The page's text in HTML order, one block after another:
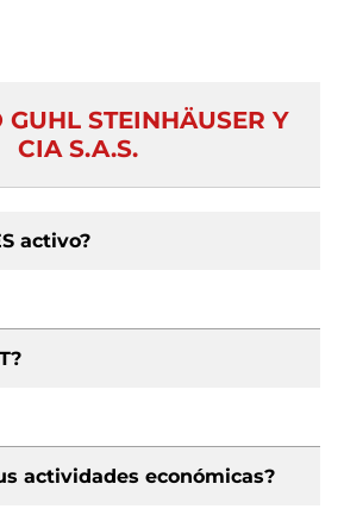
STEINHÄUSER Y
CIA S.A.S.
activo?
actividades económicas?